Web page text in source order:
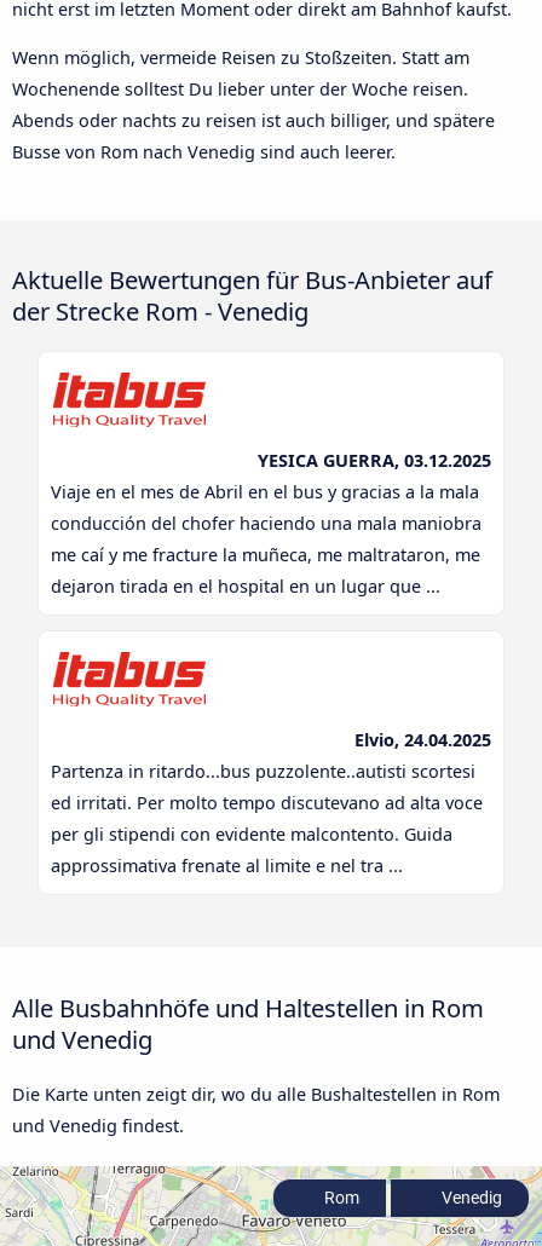
nicht erst im letzten Moment oder direkt am Bahnhof kaufst.
Wenn möglich, vermeide Reisen zu Stoßzeiten. Statt am
Wochenende solltest Du lieber unter der Woche reisen.
Abends oder nachts zu reisen ist auch billiger, und spätere
Busse von Rom nach Venedig sind auch leerer.
Aktuelle Bewertungen für Bus-Anbieter auf
der Strecke Rom - Venedig
YESICA GUERRA, 03.12.2025
Viaje en el mes de Abril en el bus y gracias a la mala
conducción del chofer haciendo una mala maniobra
me caí y me fracture la muñeca, me maltrataron, me
dejaron tirada en el hospital en un lugar que ...
Elvio, 24.04.2025
Partenza in ritardo...bus puzzolente..autisti scortesi
ed irritati. Per molto tempo discutevano ad alta voce
per gli stipendi con evidente malcontento. Guida
approssimativa frenate al limite e nel tra ...
Alle Busbahnhöfe und Haltestellen in Rom
und Venedig
Die Karte unten zeigt dir, wo du alle Bushaltestellen in Rom
und Venedig findest.
Rom Venedig